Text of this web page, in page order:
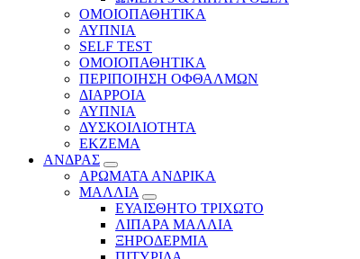
ΟΜΟΙΟΠΑΘΗΤΙΚΑ
ΑΥΠΝΙΑ
SELF TEST
ΟΜΟΙΟΠΑΘΗΤΙΚΑ
ΠΕΡΙΠΟΙΗΣΗ ΟΦΘΑΛΜΩΝ
ΔΙΑΡΡΟΙΑ
ΑΥΠΝΙΑ
ΔΥΣΚΟΙΛΙΟΤΗΤΑ
ΕΚΖΕΜΑ
ΑΝΔΡΑΣ
ΑΡΩΜΑΤΑ ΑΝΔΡΙΚΑ
ΜΑΛΛΙΑ
ΕΥΑΙΣΘΗΤΟ ΤΡΙΧΩΤΟ
ΛΙΠΑΡΑ ΜΑΛΛΙΑ
ΞΗΡΟΔΕΡΜΙΑ